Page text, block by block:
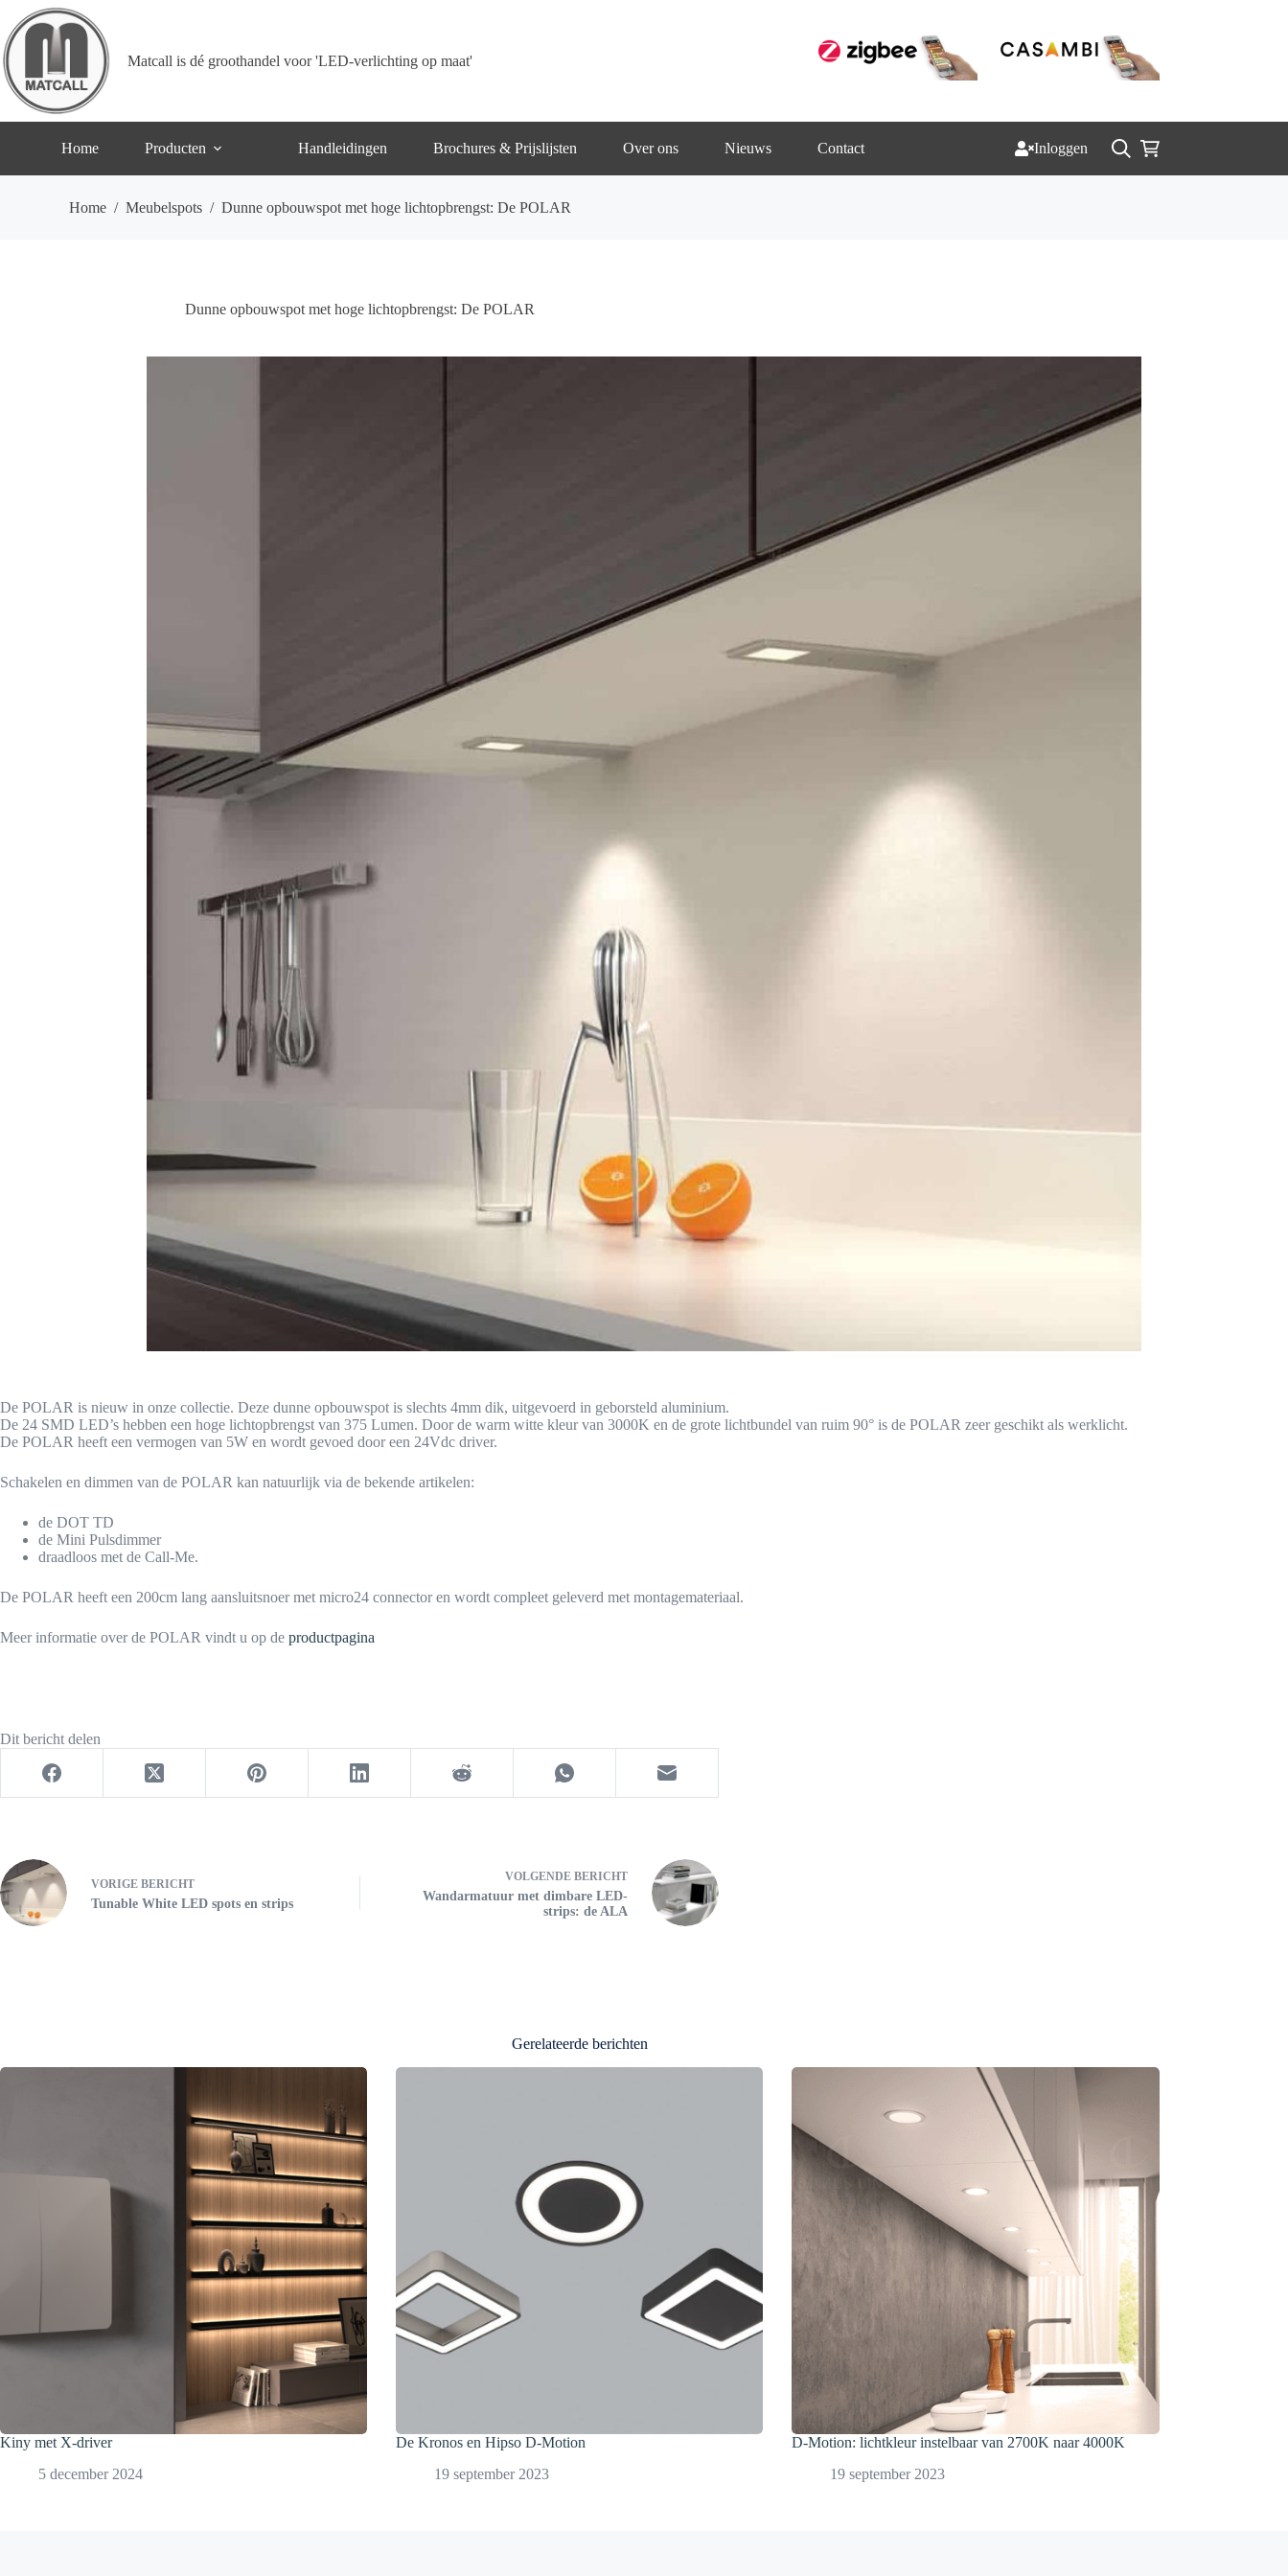
naar
de
inhoud
Matcall is dé groothandel voor 'LED-verlichting op maat'
Home Producten Handleidingen Brochures & Prijslijsten Over ons Nieuws Contact Inloggen Winkelwagen
Home / Meubelspots / Dunne opbouwspot met hoge lichtopbrengst: De POLAR
Dunne opbouwspot met hoge lichtopbrengst: De POLAR
De POLAR is nieuw in onze collectie. Deze dunne opbouwspot is slechts 4mm dik, uitgevoerd in geborsteld aluminium.
De 24 SMD LED’s hebben een hoge lichtopbrengst van 375 Lumen. Door de warm witte kleur van 3000K en de grote lichtbundel van ruim 90° is de POLAR zeer geschikt als werklicht.
De POLAR heeft een vermogen van 5W en wordt gevoed door een 24Vdc driver.
Schakelen en dimmen van de POLAR kan natuurlijk via de bekende artikelen:
de DOT TD
de Mini Pulsdimmer
draadloos met de Call-Me.
De POLAR heeft een 200cm lang aansluitsnoer met micro24 connector en wordt compleet geleverd met montagemateriaal.
Meer informatie over de POLAR vindt u op de productpagina
Dit bericht delen
VORIGE BERICHT
Tunable White LED spots en strips
VOLGENDE BERICHT
Wandarmatuur met dimbare LED-
strips: de ALA
Gerelateerde berichten
Kiny met X-driver
5 december 2024
De Kronos en Hipso D-Motion
19 september 2023
D-Motion: lichtkleur instelbaar van 2700K naar 4000K
19 september 2023